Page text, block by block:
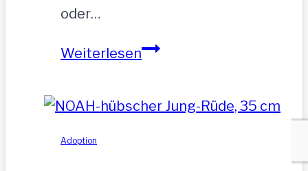
oder…
WeiterlesenSandu
gesucht
Adoption